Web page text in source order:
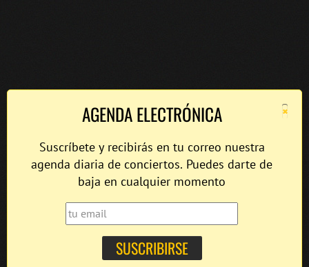
×
AGENDA ELECTRÓNICA
Suscríbete y recibirás en tu correo nuestra
agenda diaria de conciertos. Puedes darte de
baja en cualquier momento